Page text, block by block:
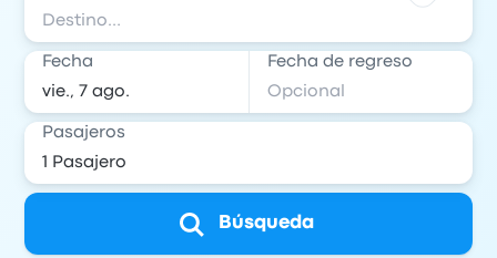
Fecha Fecha de regreso
Pasajeros
Búsqueda